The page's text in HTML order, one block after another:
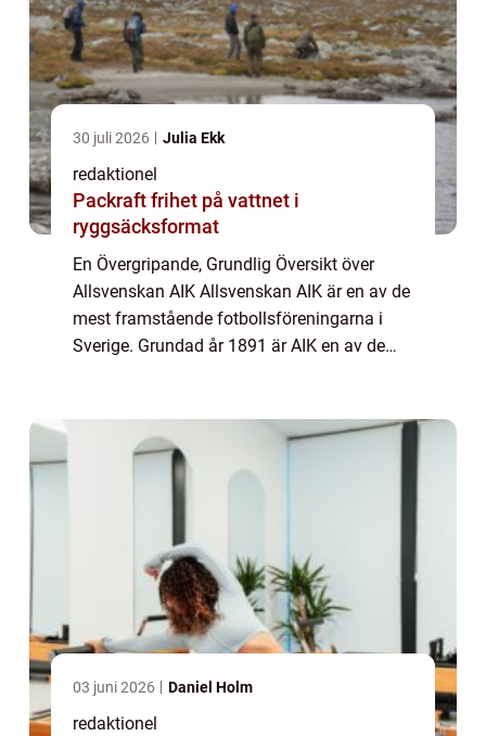
30 juli 2026 Julia Ekk
redaktionel
Packraft frihet på vattnet i
ryggsäcksformat
En Övergripande, Grundlig Översikt över
Allsvenskan AIK Allsvenskan AIK är en av de
mest framstående fotbollsföreningarna i
Sverige. Grundad år 1891 är AIK en av de
03 juni 2026 Daniel Holm
redaktionel